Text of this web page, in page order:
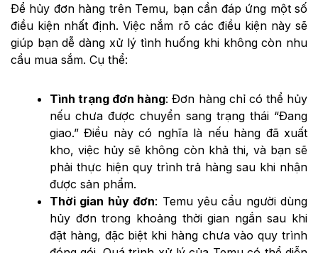
Để hủy đơn hàng trên Temu, bạn cần đáp ứng một số
điều kiện nhất định. Việc nắm rõ các điều kiện này sẽ
giúp bạn dễ dàng xử lý tình huống khi không còn nhu
cầu mua sắm. Cụ thể:
Tình trạng đơn hàng: Đơn hàng chỉ có thể hủy
nếu chưa được chuyển sang trạng thái “Đang
giao.” Điều này có nghĩa là nếu hàng đã xuất
kho, việc hủy sẽ không còn khả thi, và bạn sẽ
phải thực hiện quy trình trả hàng sau khi nhận
được sản phẩm.
Thời gian hủy đơn: Temu yêu cầu người dùng
hủy đơn trong khoảng thời gian ngắn sau khi
đặt hàng, đặc biệt khi hàng chưa vào quy trình